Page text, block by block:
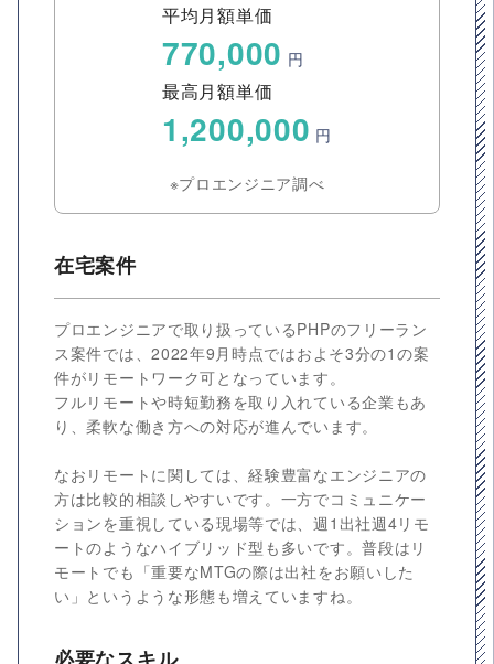
平均月額単価
770,000 円
最高月額単価
1,200,000 円
※プロエンジニア調べ
在宅案件
プロエンジニアで取り扱っているPHPのフリーラン
ス案件では、2022年9月時点ではおよそ3分の1の案
件がリモートワーク可となっています。
フルリモートや時短勤務を取り入れている企業もあ
り、柔軟な働き方への対応が進んでいます。
なおリモートに関しては、経験豊富なエンジニアの
方は比較的相談しやすいです。一方でコミュニケー
ションを重視している現場等では、週1出社週4リモ
ートのようなハイブリッド型も多いです。普段はリ
モートでも「重要なMTGの際は出社をお願いした
い」というような形態も増えていますね。